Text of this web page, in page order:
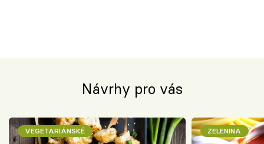
Návrhy pro vás
VEGETARIÁNSKÉ ZELENINA